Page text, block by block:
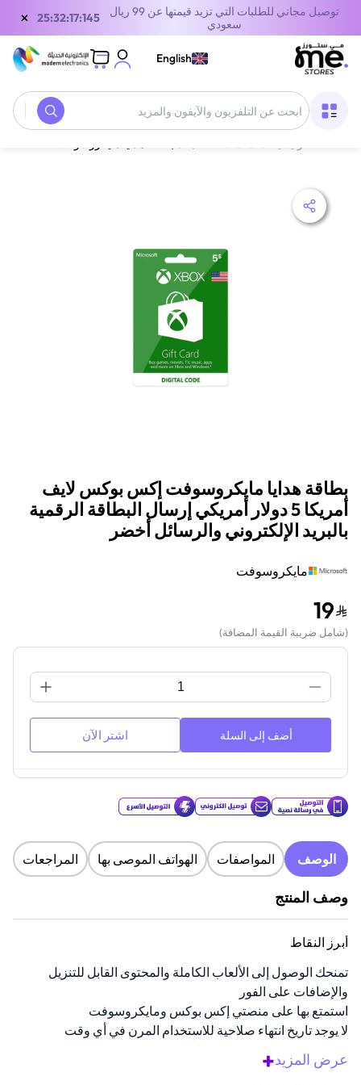
توصيل مجاني للطلبات التي تزيد قيمتها عن 99 ريال
سعودي
25:32:17:145
×
English
بطاقة هدايا مايكروسوفت إكس بوكس لايف
أمريكا 5 دولار أمريكي إرسال البطاقة الرقمية
بالبريد الإلكتروني والرسائل أخضر
مايكروسوفت
19
(شامل ضريبة القيمة المضافة)
أضف إلى السلة اشتر الآن
الوصف المواصفات الهواتف الموصى بها المراجعات
وصف المنتج
أبرز النقاط
تمنحك الوصول إلى الألعاب الكاملة والمحتوى القابل للتنزيل
والإضافات على الفور
استمتع بها على منصتي إكس بوكس ومايكروسوفت
لا يوجد تاريخ انتهاء صلاحية للاستخدام المرن في أي وقت
احصل على رمزك الرقمي فوراً عبر البريد الإلكتروني والرسائل
النصية القصيرة
عرض المزيد+